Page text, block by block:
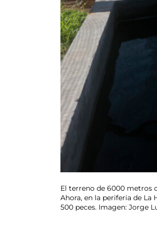
El terreno de 6000 metros
Ahora, en la periferia de La
500 peces. Imagen: Jorge